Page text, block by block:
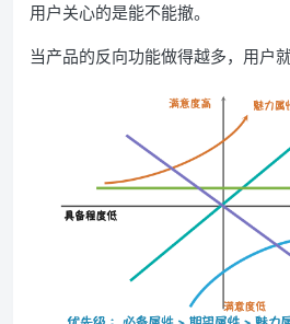
用户关心的是能不能撤。
当产品的反向功能做得越多，用户